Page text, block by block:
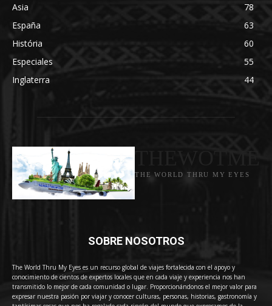
Asia
78
España
63
História
60
Especiales
55
Inglaterra
44
THE WORLD THRU MY EYES
SOBRE NOSOTROS
The World Thru My Eyes es un recurso global de viajes fortalecida con el apoyo y
conocimiento de cientos de expertos locales que en cada viaje y experiencia nos han
transmitido lo mejor de cada comunidad o lugar. Proporcionándonos el mejor valor para
expresar nuestra pasión por viajar y conocer culturas, personas, historias, gastronomía y